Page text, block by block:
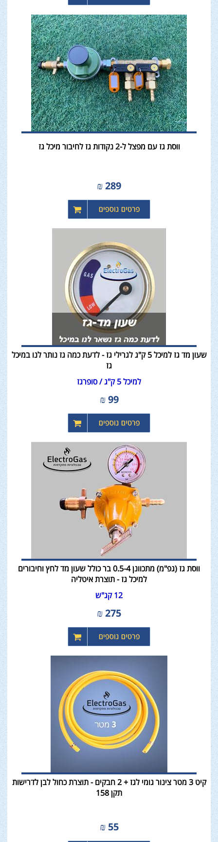
ווסת גז עם מפצל ל-2 נקודות גז לחיבור מיכל גז
289
₪
שעון מד גז למיכל 5 ק"ג לגרילי גז - לדעת כמה גז נותר לנו במיכל
גז
למיכל 5 ק"ג / סופרגז
99
₪
ווסת גז (גפ"מ) מתכוונן 0.5-4 בר כולל שעון מד לחץ וחיבורים
למיכל גז - תוצרת איטליה
12 קג"ש
275
₪
קיט 3 מטר צינור גומי לגז + 2 חבקים - תוצרת כחול לבן לדרישות
תקן 158
55
₪